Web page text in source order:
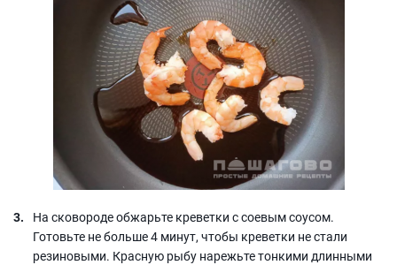
На сковороде обжарьте креветки с соевым соусом.
Готовьте не больше 4 минут, чтобы креветки не стали
резиновыми. Красную рыбу нарежьте тонкими длинными